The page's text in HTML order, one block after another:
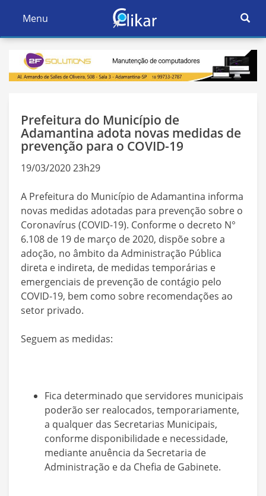
Ativar
Navegação
Menu
Ativar
Prefeitura do Município de
Adamantina adota novas medidas de
prevenção para o COVID-19
19/03/2020 23h29
A Prefeitura do Município de Adamantina informa
novas medidas adotadas para prevenção sobre o
Coronavírus (COVID-19). Conforme o decreto N°
6.108 de 19 de março de 2020, dispõe sobre a
adoção, no âmbito da Administração Pública
direta e indireta, de medidas temporárias e
emergenciais de prevenção de contágio pelo
COVID-19, bem como sobre recomendações ao
setor privado.
Seguem as medidas:
Fica determinado que servidores municipais
poderão ser realocados, temporariamente,
a qualquer das Secretarias Municipais,
conforme disponibilidade e necessidade,
mediante anuência da Secretaria de
Administração e da Chefia de Gabinete.